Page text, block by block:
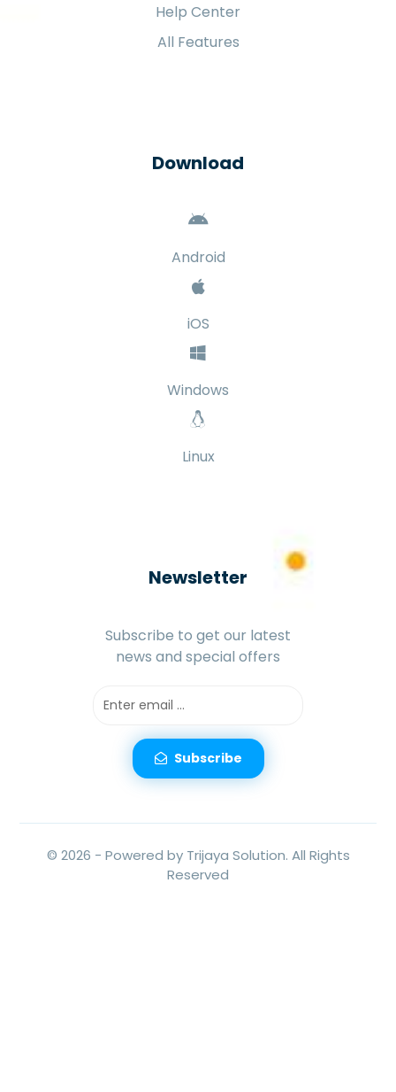
Help Center
All Features
Download
Android
iOS
Windows
Linux
Newsletter
Subscribe to get our latest
news and special offers
Subscribe
© 2026 - Powered by Trijaya Solution. All Rights
Reserved